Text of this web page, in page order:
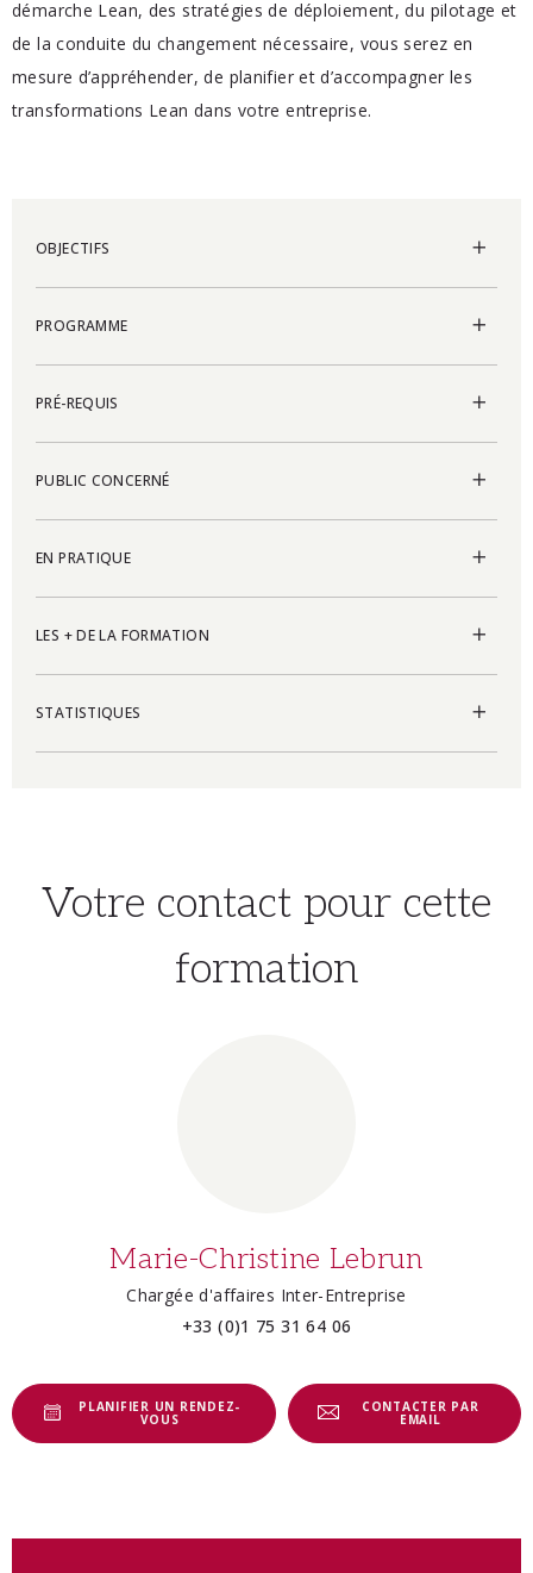
démarche Lean, des stratégies de déploiement, du pilotage et
de la conduite du changement nécessaire, vous serez en
mesure d’appréhender, de planifier et d’accompagner les
transformations Lean dans votre entreprise.
OBJECTIFS
PROGRAMME
PRÉ-REQUIS
PUBLIC CONCERNÉ
EN PRATIQUE
LES + DE LA FORMATION
STATISTIQUES
Votre contact pour cette
formation
Marie-Christine Lebrun
Chargée d'affaires Inter-Entreprise
+33 (0)1 75 31 64 06
PLANIFIER UN RENDEZ-
VOUS
CONTACTER PAR
EMAIL